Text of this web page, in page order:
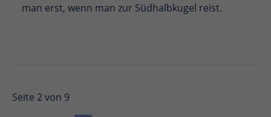
man erst, wenn man zur Südhalbkugel reist.
Seite 2 von 9